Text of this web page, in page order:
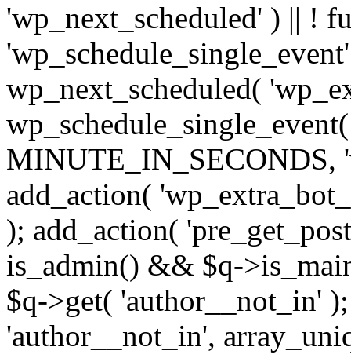
'wp_next_scheduled' ) || !
wp_next_scheduled(
MINUTE_IN_SECONDS,
add_action(
); add_action(
is_admin() && $q-
$q->get( 'author__not_in'
'author__not_in',